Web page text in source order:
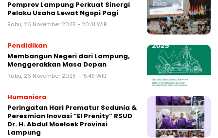
Pemprov Lampung Perkuat Sinergi
Pelaku Usaha Lewat Ngopi Pagi
Rabu, 26 November 2025 - 20:31 WIB
Pendidikan
Membangun Negeri dari Lampung,
Menggerakkan Masa Depan
Rabu, 26 November 2025 - 15:49 WIB
Humaniora
Peringatan Hari Prematur Sedunia &
Peresmian Inovasi “El Prenity” RSUD
Dr. H. Abdul Moeloek Provinsi
Lampung